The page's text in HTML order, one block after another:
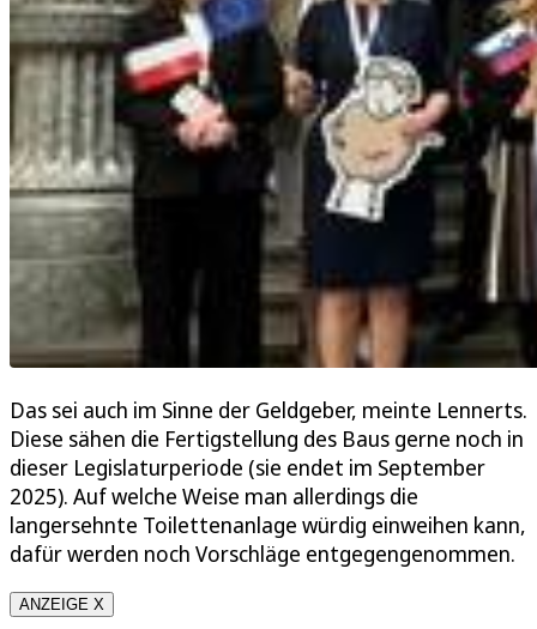
Das sei auch im Sinne der Geldgeber, meinte Lennerts.
Diese sähen die Fertigstellung des Baus gerne noch in
dieser Legislaturperiode (sie endet im September
2025). Auf welche Weise man allerdings die
langersehnte Toilettenanlage würdig einweihen kann,
dafür werden noch Vorschläge entgegengenommen.
ANZEIGE X